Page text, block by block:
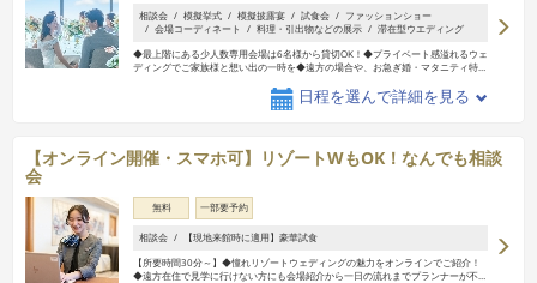
相談会 模擬挙式 模擬披露宴 試食会
ファッションショー
会場コーディネート
料理・引出物などの展示 滞在型ウエディング
◆最上階にある少人数専用会場は6名様から貸切OK！◆プライベート感溢れるウェ
ディングでご家族様と想い出の一時を◆遠方の場合や、お急ぎ婚・マタニティ特…
日程を選んで詳細を見る
【オンライン開催・スマホ可】リゾートWもOK！なんでも相談
会
無料 一部要予約
相談会 【現地来館時に適用】豪華試食
【所要時間30分～】◆憧れリゾートウェディングの魅力をオンラインでご紹介！
◆遠方在住で見学に行けない方にも会場紹介から一日の流れまでプランナーが不…